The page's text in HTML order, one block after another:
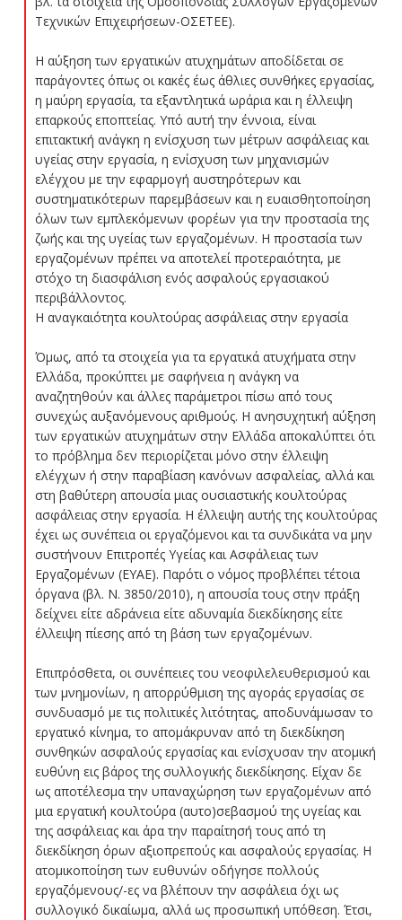
Τεχνικών Επιχειρήσεων-ΟΣΕΤΕΕ).
Η αύξηση των εργατικών ατυχημάτων αποδίδεται σε
παράγοντες όπως οι κακές έως άθλιες συνθήκες εργασίας,
η μαύρη εργασία, τα εξαντλητικά ωράρια και η έλλειψη
επαρκούς εποπτείας. Υπό αυτή την έννοια, είναι
επιτακτική ανάγκη η ενίσχυση των μέτρων ασφάλειας και
υγείας στην εργασία, η ενίσχυση των μηχανισμών
ελέγχου με την εφαρμογή αυστηρότερων και
συστηματικότερων παρεμβάσεων και η ευαισθητοποίηση
όλων των εμπλεκόμενων φορέων για την προστασία της
ζωής και της υγείας των εργαζομένων. Η προστασία των
εργαζομένων πρέπει να αποτελεί προτεραιότητα, με
στόχο τη διασφάλιση ενός ασφαλούς εργασιακού
περιβάλλοντος.
Η αναγκαιότητα κουλτούρας ασφάλειας στην εργασία
Όμως, από τα στοιχεία για τα εργατικά ατυχήματα στην
Ελλάδα, προκύπτει με σαφήνεια η ανάγκη να
αναζητηθούν και άλλες παράμετροι πίσω από τους
συνεχώς αυξανόμενους αριθμούς. Η ανησυχητική αύξηση
των εργατικών ατυχημάτων στην Ελλάδα αποκαλύπτει ότι
το πρόβλημα δεν περιορίζεται μόνο στην έλλειψη
ελέγχων ή στην παραβίαση κανόνων ασφαλείας, αλλά και
στη βαθύτερη απουσία μιας ουσιαστικής κουλτούρας
ασφάλειας στην εργασία. Η έλλειψη αυτής της κουλτούρας
έχει ως συνέπεια οι εργαζόμενοι και τα συνδικάτα να μην
συστήνουν Επιτροπές Υγείας και Ασφάλειας των
Εργαζομένων (ΕΥΑΕ). Παρότι ο νόμος προβλέπει τέτοια
όργανα (βλ. Ν. 3850/2010), η απουσία τους στην πράξη
δείχνει είτε αδράνεια είτε αδυναμία διεκδίκησης είτε
έλλειψη πίεσης από τη βάση των εργαζομένων.
Επιπρόσθετα, οι συνέπειες του νεοφιλελευθερισμού και
των μνημονίων, η απορρύθμιση της αγοράς εργασίας σε
συνδυασμό με τις πολιτικές λιτότητας, αποδυνάμωσαν το
εργατικό κίνημα, το απομάκρυναν από τη διεκδίκηση
συνθηκών ασφαλούς εργασίας και ενίσχυσαν την ατομική
ευθύνη εις βάρος της συλλογικής διεκδίκησης. Είχαν δε
ως αποτέλεσμα την υπαναχώρηση των εργαζομένων από
μια εργατική κουλτούρα (αυτο)σεβασμού της υγείας και
της ασφάλειας και άρα την παραίτησή τους από τη
διεκδίκηση όρων αξιοπρεπούς και ασφαλούς εργασίας. Η
ατομικοποίηση των ευθυνών οδήγησε πολλούς
εργαζόμενους/-ες να βλέπουν την ασφάλεια όχι ως
συλλογικό δικαίωμα, αλλά ως προσωπική υπόθεση. Έτσι,